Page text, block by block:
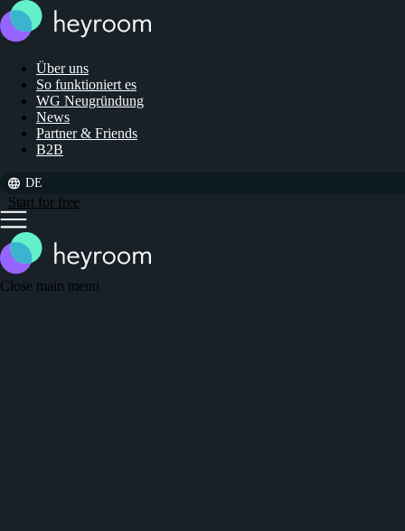
Über uns
So funktioniert es
WG Neugründung
News
Partner & Friends
B2B
DE
Start for free
Close main menu